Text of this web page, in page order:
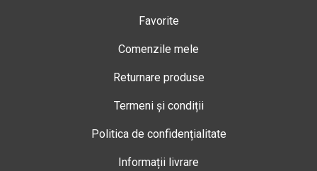
Favorite
Comenzile mele
Returnare produse
Termeni și condiții
Politica de confidențialitate
Informații livrare